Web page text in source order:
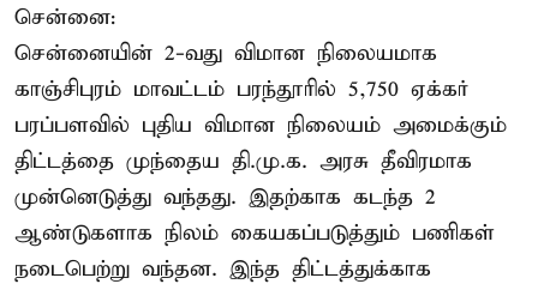
சென்னை:
சென்னையின் 2-வது விமான நிலையமாக
காஞ்சிபுரம் மாவட்டம் பரந்தூரில் 5,750 ஏக்கர்
பரப்பளவில் புதிய விமான நிலையம் அமைக்கும்
திட்டத்தை முந்தைய தி.மு.க. அரசு தீவிரமாக
முன்னெடுத்து வந்தது. இதற்காக கடந்த 2
ஆண்டுகளாக நிலம் கையகப்படுத்தும் பணிகள்
நடைபெற்று வந்தன. இந்த திட்டத்துக்காக